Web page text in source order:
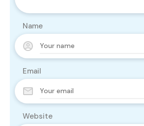
Name
Email
Website